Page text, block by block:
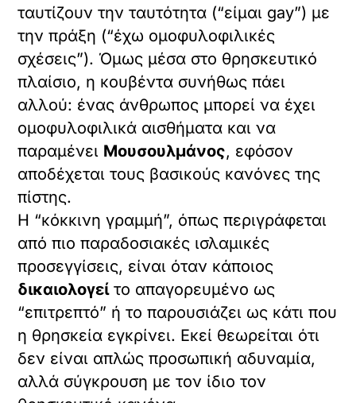
ταυτίζουν την ταυτότητα (“είμαι gay”) με
την πράξη (“έχω ομοφυλοφιλικές
σχέσεις”). Όμως μέσα στο θρησκευτικό
πλαίσιο, η κουβέντα συνήθως πάει
αλλού: ένας άνθρωπος μπορεί να έχει
ομοφυλοφιλικά αισθήματα και να
παραμένει Μουσουλμάνος, εφόσον
αποδέχεται τους βασικούς κανόνες της
πίστης.
Η “κόκκινη γραμμή”, όπως περιγράφεται
από πιο παραδοσιακές ισλαμικές
προσεγγίσεις, είναι όταν κάποιος
δικαιολογείτο απαγορευμένο ως
“επιτρεπτό” ή το παρουσιάζει ως κάτι που
η θρησκεία εγκρίνει. Εκεί θεωρείται ότι
δεν είναι απλώς προσωπική αδυναμία,
αλλά σύγκρουση με τον ίδιο τον